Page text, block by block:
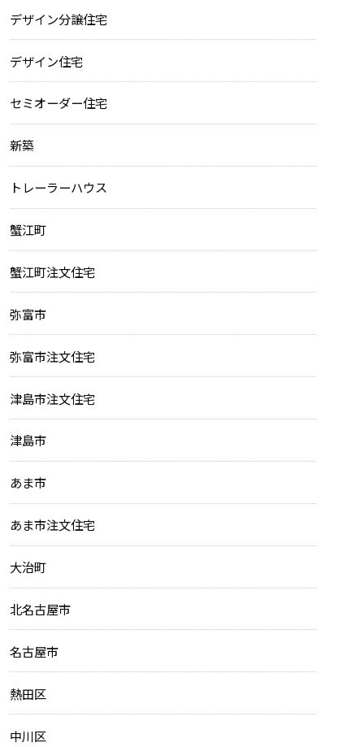
デザイン分譲住宅
デザイン住宅
セミオーダー住宅
新築
トレーラーハウス
蟹江町
蟹江町注文住宅
弥富市
弥富市注文住宅
津島市注文住宅
津島市
あま市
あま市注文住宅
大治町
北名古屋市
名古屋市
熱田区
中川区